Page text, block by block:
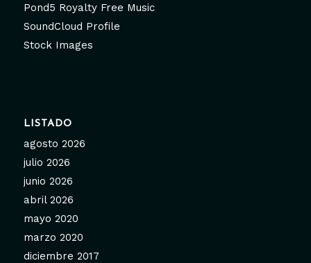
Pond5 Royalty Free Music
SoundCloud Profile
Stock Images
LISTADO
agosto 2026
julio 2026
junio 2026
abril 2026
mayo 2020
marzo 2020
diciembre 2017